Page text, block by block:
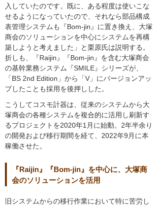
入していたのです。既に、ある程度は使いこな
せるようになっていたので、それなら部品構成
表管理システムも『Bom-jin』に置き換え、大塚
商会のソリューションを中心にシステムを再構
築しようと考えました」と栗原氏は説明する。
折しも、『Raijin』『Bom-jin』を含む大塚商会
の基幹業務システム『SMILE』シリーズが、
「BS 2nd Edition」から「V」にバージョンアッ
プしたことも採用を後押しした。
こうしてコスモ計器は、従来のシステムから大
塚商会の各種システムを複合的に活用し刷新す
るプロジェクトを2020年1月に始動。2年半余り
の開発および移行期間を経て、2022年9月に本
稼働させた。
『Raijin』『Bom-jin』を中心に、大塚商
会のソリューションを活用
旧システムからの移行作業において特に苦労し